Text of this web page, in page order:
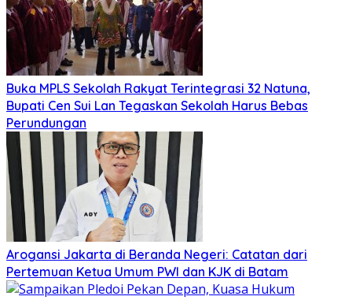
Buka MPLS Sekolah Rakyat Terintegrasi 32 Natuna,
Bupati Cen Sui Lan Tegaskan Sekolah Harus Bebas
Perundungan
Arogansi Jakarta di Beranda Negeri: Catatan dari
Pertemuan Ketua Umum PWI dan KJK di Batam